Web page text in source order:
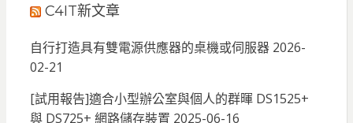
C4IT新文章
自行打造具有雙電源供應器的桌機或伺服器 2026-
02-21
[試用報告]適合小型辦公室與個人的群暉 DS1525+
與 DS725+ 網路儲存裝置 2025-06-16